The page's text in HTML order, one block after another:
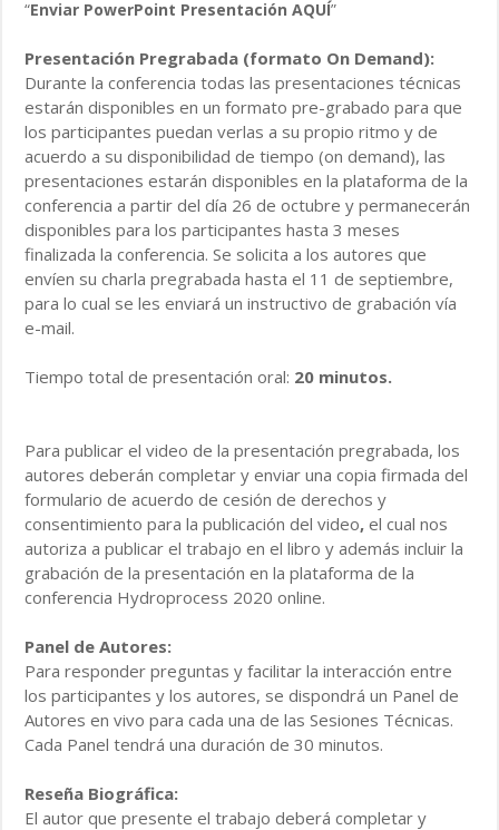
“Enviar PowerPoint Presentación AQUÍ”
Presentación Pregrabada (formato On Demand):
Durante la conferencia todas las presentaciones técnicas
estarán disponibles en un formato pre-grabado para que
los participantes puedan verlas a su propio ritmo y de
acuerdo a su disponibilidad de tiempo (on demand), las
presentaciones estarán disponibles en la plataforma de la
conferencia a partir del día 26 de octubre y permanecerán
disponibles para los participantes hasta 3 meses
finalizada la conferencia. Se solicita a los autores que
envíen su charla pregrabada hasta el 11 de septiembre,
para lo cual se les enviará un instructivo de grabación vía
e-mail.
Tiempo total de presentación oral: 20 minutos.
Para publicar el video de la presentación pregrabada, los
autores deberán completar y enviar una copia firmada del
formulario de acuerdo de cesión de derechos y
consentimiento para la publicación del video, el cual nos
autoriza a publicar el trabajo en el libro y además incluir la
grabación de la presentación en la plataforma de la
conferencia Hydroprocess 2020 online.
Panel de Autores:
Para responder preguntas y facilitar la interacción entre
los participantes y los autores, se dispondrá un Panel de
Autores en vivo para cada una de las Sesiones Técnicas.
Cada Panel tendrá una duración de 30 minutos.
Reseña Biográfica:
El autor que presente el trabajo deberá completar y